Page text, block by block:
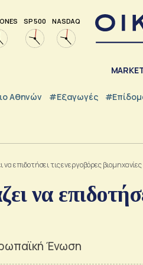
SP 500 NASDAQ
Αθηνών #εξαγωγές
να επιδοτήσει τις ενεργοβόρες βιομηχανίες
να
Ένωση